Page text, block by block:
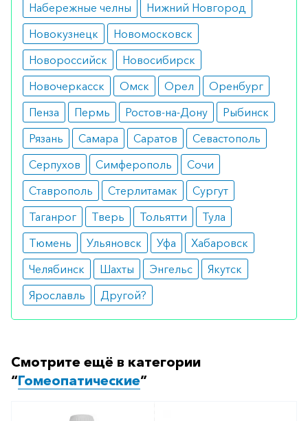
Медикамент может без опасений
использоваться в период беременности или
кормления грудью. Детям можно для лечения
только по достижении 12 лет.
Медики о препарате
Врачи рекомендуют для устранения инфекций,
воспалений и злокачественных процессов при
проведении комплексной терапии.
Как оформить заказ?
Вы можете заказать препарат с доставкой в
аптеку-партнёра в вашем городе. Для этого Вы
можете оформить бронирование на сайте или
заказать по телефону8 800 301 52 86
Набережные челны
Нижний Новгород
Новокузнецк
Новомосковск
Новороссийск
Новосибирск
Новочеркасск
Омск Орел
Оренбург
Пенза
Пермь Ростов-на-Дону
Рыбинск
Рязань
Самара Саратов
Севастополь
Серпухов
Симферополь
Сочи
Ставрополь
Стерлитамак
Сургут
Таганрог
Тверь Тольятти
Тула
Тюмень
Ульяновск Уфа
Хабаровск
Челябинск
Шахты Энгельс
Якутск
Ярославль
Другой?
Смотрите ещё в категории
“Гомеопатические”